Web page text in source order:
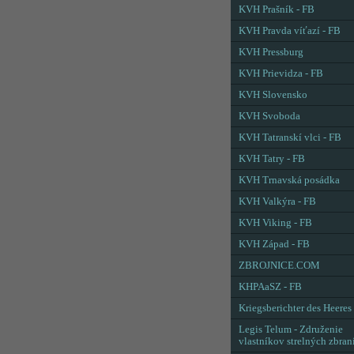
KVH Prašník - FB
KVH Pravda víťazí - FB
KVH Pressburg
KVH Prievidza - FB
KVH Slovensko
KVH Svoboda
KVH Tatranskí vlci - FB
KVH Tatry - FB
KVH Trnavská posádka
KVH Valkýra - FB
KVH Viking - FB
KVH Západ - FB
ZBROJNICE.COM
KHPAaSZ - FB
Kriegsberichter des Heeres
Legis Telum - Združenie
vlastníkov strelných